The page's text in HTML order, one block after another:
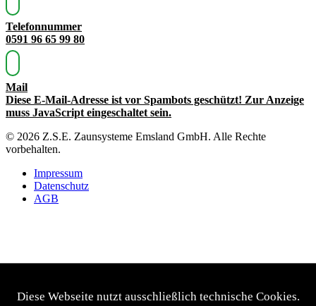
Telefonnummer
0591 96 65 99 80
Mail
Diese E-Mail-Adresse ist vor Spambots geschützt! Zur Anzeige
muss JavaScript eingeschaltet sein.
© 2026 Z.S.E. Zaunsysteme Emsland GmbH. Alle Rechte
vorbehalten.
Impressum
Datenschutz
AGB
Diese Webseite nutzt ausschließlich technische Cookies.